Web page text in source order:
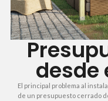
desde
El principal problema al
de un presupuesto cerrado